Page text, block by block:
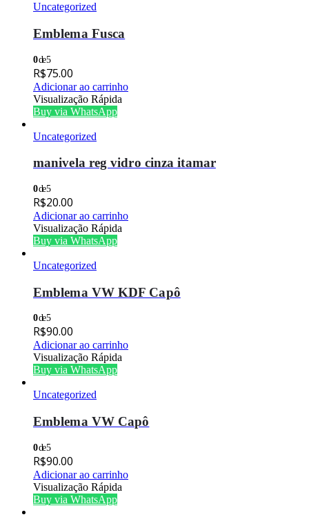
Uncategorized
Emblema Fusca
0de 5
R$75.00
Adicionar ao carrinho
Visualização Rápida
Buy via WhatsApp
Uncategorized
manivela reg vidro cinza itamar
0de 5
R$20.00
Adicionar ao carrinho
Visualização Rápida
Buy via WhatsApp
Uncategorized
Emblema VW KDF Capô
0de 5
R$90.00
Adicionar ao carrinho
Visualização Rápida
Buy via WhatsApp
Uncategorized
Emblema VW Capô
0de 5
R$90.00
Adicionar ao carrinho
Visualização Rápida
Buy via WhatsApp